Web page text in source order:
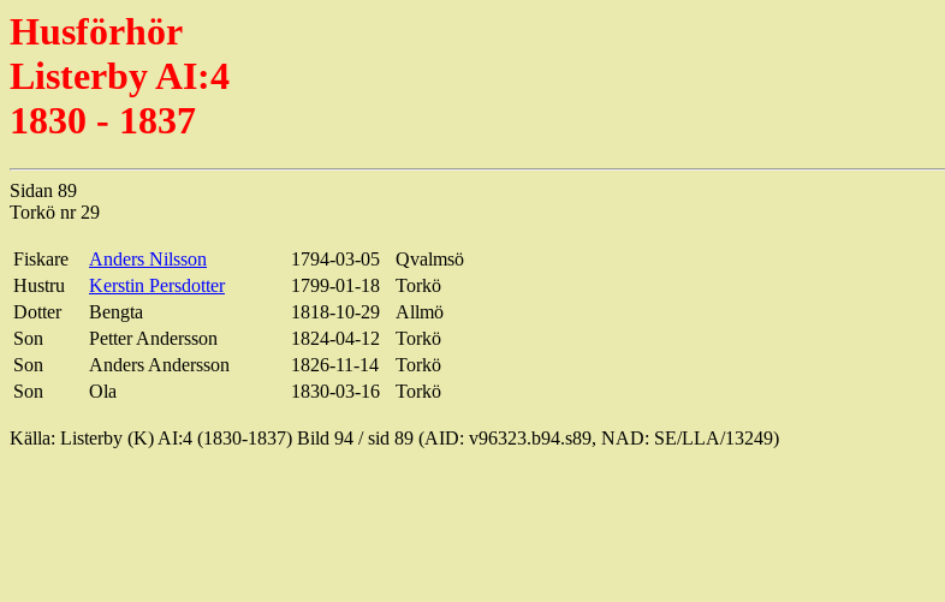
Husförhör
Listerby AI:4
1830 - 1837
Sidan 89
Torkö nr 29
Fiskare Anders Nilsson 1794-03-05
Qvalmsö
Hustru
Kerstin Persdotter 1799-01-18
Torkö
Dotter
Bengta 1818-10-29
Allmö
Son
PetterAndersson 1824-04-12
Torkö
Son
Anders Andersson 1826-11-14
Torkö
Son
Ola 1830-03-16 Torkö
Källa: Listerby (K) AI:4 (1830-1837) Bild 94 / sid 89 (AID: v96323.b94.s89, NAD: SE/LLA/13249)